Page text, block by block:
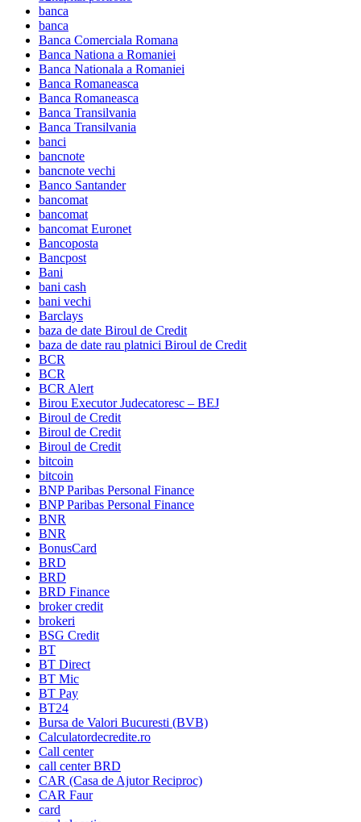
banca
banca
Banca Comerciala Romana
Banca Nationa a Romaniei
Banca Nationala a Romaniei
Banca Romaneasca
Banca Romaneasca
Banca Transilvania
Banca Transilvania
banci
bancnote
bancnote vechi
Banco Santander
bancomat
bancomat
bancomat Euronet
Bancoposta
Bancpost
Bani
bani cash
bani vechi
Barclays
baza de date Biroul de Credit
baza de date rau platnici Biroul de Credit
BCR
BCR
BCR Alert
Birou Executor Judecatoresc – BEJ
Biroul de Credit
Biroul de Credit
Biroul de Credit
bitcoin
bitcoin
BNP Paribas Personal Finance
BNP Paribas Personal Finance
BNR
BNR
BonusCard
BRD
BRD
BRD Finance
broker credit
brokeri
BSG Credit
BT
BT Direct
BT Mic
BT Pay
BT24
Bursa de Valori Bucuresti (BVB)
Calculatordecredite.ro
Call center
call center BRD
CAR (Casa de Ajutor Reciproc)
CAR Faur
card